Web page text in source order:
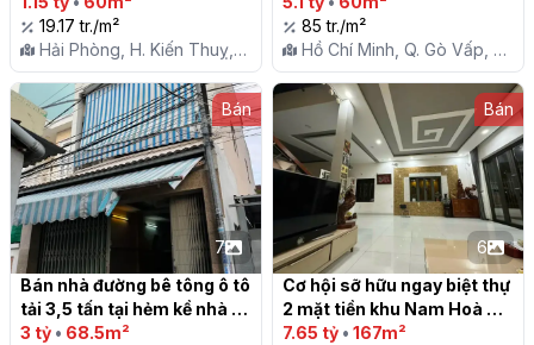
Trục Đường Liên Xã tại Lão
Phong - Tân Phong - Kiến
Thụy
19.17 tr./m²
Hải Phòng, H. Kiến Thuỵ,
X. Tân Phong
85 tr./m²
Hồ Chí Minh, Q. Gò Vấp, P.
15
Bán
7
Bán nhà đường bê tông ô tô
tải 3,5 tấn tại hẻm kề nhà
24/44 Lương Đình Của, P
3 tỷ • 68.5m²
Bán
6
Cơ hội sỡ hữu ngay biệt thự
2 mặt tiền khu Nam Hoà
Xuân, TP. Đà Nẵng
7.65 tỷ • 167m²